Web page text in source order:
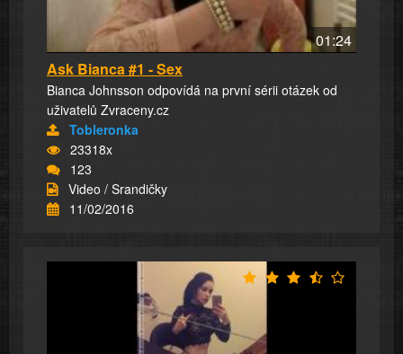
01:24
Ask Bianca #1 - Sex
Bianca Johnsson odpovídá na první sérii otázek od
uživatelů Zvraceny.cz
Tobleronka
23318x
123
Video / Srandičky
11/02/2016